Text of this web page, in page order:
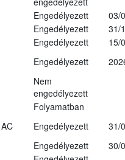
Engedélyezett
03/
Engedélyezett
31/
Engedélyezett
15/
Engedélyezett
Nem
engedélyezett
Folyamatban
Engedélyezett
31/
Engedélyezett
30/